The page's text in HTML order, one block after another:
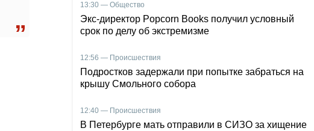
13:30 — Общество
Экс-директор Popcorn Books получил условный
срок по делу об экстремизме
12:56 — Происшествия
Подростков задержали при попытке забраться на
крышу Смольного собора
12:40 — Происшествия
В Петербурге мать отправили в СИЗО за хищение